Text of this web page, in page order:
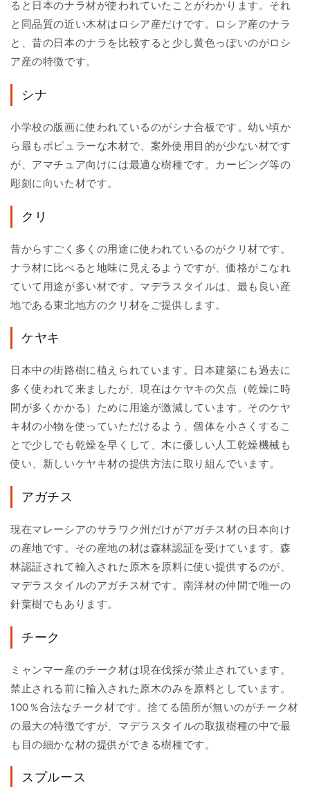
ると日本のナラ材が使われていたことがわかります。それ
と同品質の近い木材はロシア産だけです。ロシア産のナラ
と、昔の日本のナラを比較すると少し黄色っぽいのがロシ
ア産の特徴です。
シナ
小学校の版画に使われているのがシナ合板です。幼い頃か
ら最もポピュラーな木材で、案外使用目的が少ない材です
が、アマチュア向けには最適な樹種です。カービング等の
彫刻に向いた材です。
クリ
昔からすごく多くの用途に使われているのがクリ材です。
ナラ材に比べると地味に見えるようですが、価格がこなれ
ていて用途が多い材です。マデラスタイルは、最も良い産
地である東北地方のクリ材をご提供します。
ケヤキ
日本中の街路樹に植えられています。日本建築にも過去に
多く使われて来ましたが、現在はケヤキの欠点（乾燥に時
間が多くかかる）ために用途が激減しています。そのケヤ
キ材の小物を使っていただけるよう、個体を小さくするこ
とで少しでも乾燥を早くして、木に優しい人工乾燥機械も
使い、新しいケヤキ材の提供方法に取り組んでいます。
アガチス
現在マレーシアのサラワク州だけがアガチス材の日本向け
の産地です。その産地の材は森林認証を受けています。森
林認証されて輸入された原木を原料に使い提供するのが、
マデラスタイルのアガチス材です。南洋材の仲間で唯一の
針葉樹でもあります。
チーク
ミャンマー産のチーク材は現在伐採が禁止されています。
禁止される前に輸入された原木のみを原料としています。
100％合法なチーク材です。捨てる箇所が無いのがチーク材
の最大の特徴ですが、マデラスタイルの取扱樹種の中で最
も目の細かな材の提供ができる樹種です。
スプルース